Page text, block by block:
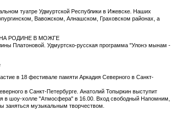
туатре Удмуртской Республики в Ижевске. Наших
Вавожском, Алнашском, Граховском районах, а
РОДИНЕ В МОЖГЕ
Платоновой. Удмуртско-русская программа "Улонэ мынам -
в 18 фестивале памяти Аркадия Северного в Санкт-
в Санкт-Петербурге. Анатолий Топыркин выступит
в шоу-холле "Атмосфера" в 16.00. Вход свободный Напомним,
заняться музыкальным творчеством.